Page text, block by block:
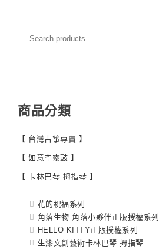
商品分類
【 台灣古箏專賣 】
【 如意空靈鼓 】
【 卡林巴琴 拇指琴 】
花的祝福系列
角落生物 角落小夥伴正版授權系列
HELLO KITTY正版授權系列
生漆文創藝術卡林巴琴 拇指琴